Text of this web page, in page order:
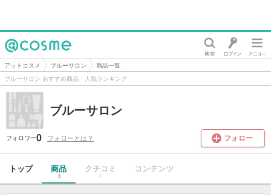
@cosme
アットコスメ ブルーサロン
商品一覧
ブルーサロン おすすめ商品・人気ランキング
ブルーサロン
フォロワー0 フォローとは？ フォロー
トップ 商品
3
クチコミ
0
コンテンツ